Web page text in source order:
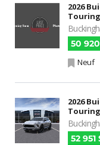
2026
Touring
50
Neuf
2026
Touring
52 951